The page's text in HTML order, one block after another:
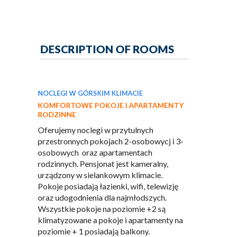
DESCRIPTION OF ROOMS
NOCLEGI W GÓRSKIM KLIMACIE
KOMFORTOWE POKOJE I APARTAMENTY
RODZINNE
Oferujemy noclegi w przytulnych
przestronnych pokojach 2-osobowycj i 3-
osobowych oraz apartamentach
rodzinnych. Pensjonat jest kameralny,
urządzony w sielankowym klimacie.
Pokoje posiadają łazienki, wifi, telewizję
oraz udogodnienia dla najmłodszych.
Wszystkie pokoje na poziomie +2 są
klimatyzowane a pokoje i apartamenty na
poziomie + 1 posiadają balkony.